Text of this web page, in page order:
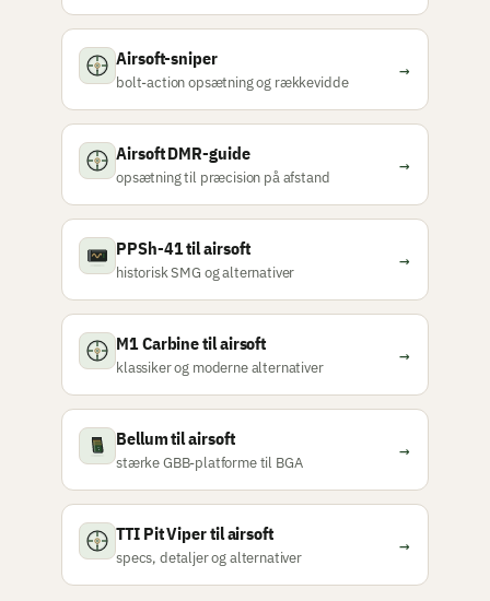
Airsoft-sniper
bolt-action opsætning og rækkevidde
→
Airsoft DMR-guide
opsætning til præcision på afstand
→
PPSh-41 til airsoft
historisk SMG og alternativer
→
M1 Carbine til airsoft
klassiker og moderne alternativer
→
Bellum til airsoft
stærke GBB-platforme til BGA
→
TTI Pit Viper til airsoft
specs, detaljer og alternativer
→